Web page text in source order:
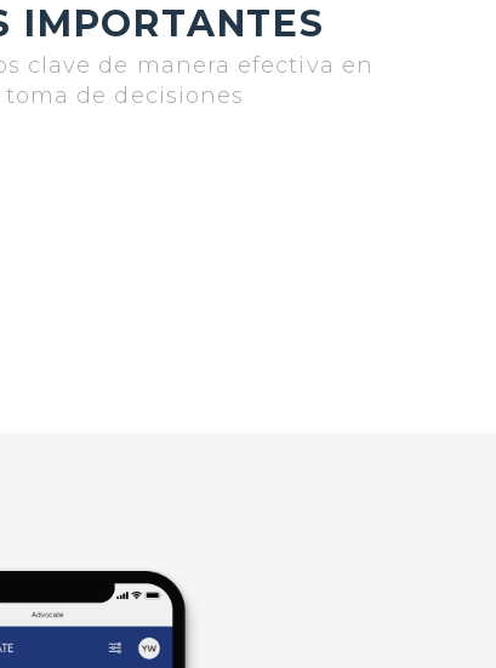
IMPORTANTES
clave de manera efectiva en
de decisiones